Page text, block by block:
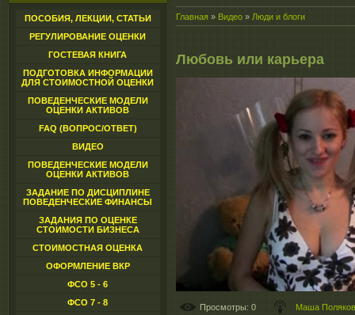
ПОСОБИЯ, ЛЕКЦИИ, СТАТЬИ
РЕГУЛИРОВАНИЕ ОЦЕНКИ
ГОСТЕВАЯ КНИГА
ПОДГОТОВКА ИНФОРМАЦИИ
ДЛЯ СТОИМОСТНОЙ ОЦЕНКИ
ПОВЕДЕНЧЕСКИЕ МОДЕЛИ
ОЦЕНКИ АКТИВОВ
FAQ (ВОПРОС/ОТВЕТ)
ВИДЕО
ПОВЕДЕНЧЕСКИЕ МОДЕЛИ
ОЦЕНКИ АКТИВОВ
ЗАДАНИЕ ПО ДИСЦИПЛИНЕ
ПОВЕДЕНЧЕСКИЕ ФИНАНСЫ
ЗАДАНИЯ ПО ОЦЕНКЕ
СТОИМОСТИ БИЗНЕСА
СТОИМОСТНАЯ ОЦЕНКА
ОФОРМЛЕНИЕ ВКР
ФСО 5 - 6
ФСО 7 - 8
Главная » Видео » Люди и блоги
Любовь или карьера
Просмотры: 0 Маша